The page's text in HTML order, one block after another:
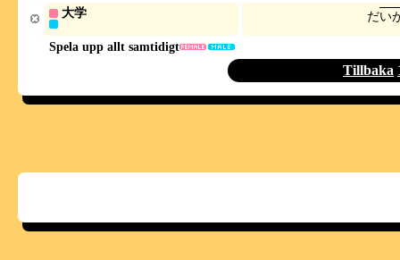
Spela upp allt samtidigt
大学 だい
Tillbaka